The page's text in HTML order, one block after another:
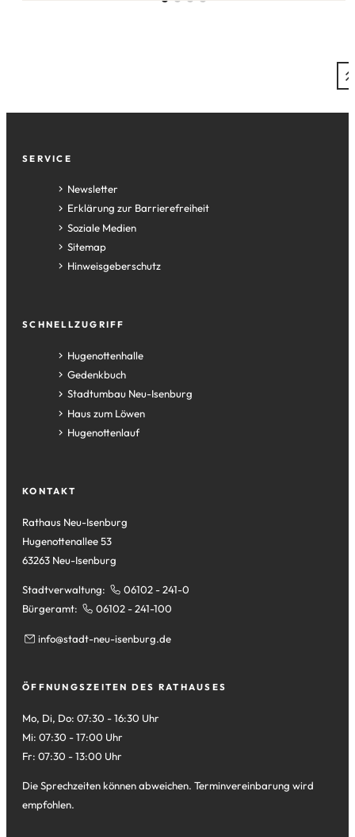
Fußzeile
SERVICE
Newsletter
Erklärung zur Barrierefreiheit
Soziale Medien
Sitemap
Hinweisgeberschutz
SCHNELLZUGRIFF
Hugenottenhalle
(Öffnet
in
einem
neuen
Tab)
Gedenkbuch
(Öffnet
in
einem
neuen
Stadtumbau Neu-Isenburg
(Öffnet
in
einem
Haus zum Löwen
(Öffnet
in
Tab)
Hugenottenlauf
(Öffnet
neuen
KONTAKT
Rathaus Neu-Isenburg
Hugenottenallee 53
63263 Neu-Isenburg
Stadtverwaltung:
06102 - 241-0
Bürgeramt:
06102 - 241-100
info stadt-neu-isenburg de
ÖFFNUNGSZEITEN DES RATHAUSES
Mo, Di, Do: 07:30 - 16:30 Uhr
Mi: 07:30 - 17:00 Uhr
Fr: 07:30 - 13:00 Uhr
Die Sprechzeiten können abweichen. Terminvereinbarung wird
empfohlen.